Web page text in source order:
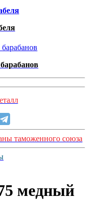
таможенного союза
медный